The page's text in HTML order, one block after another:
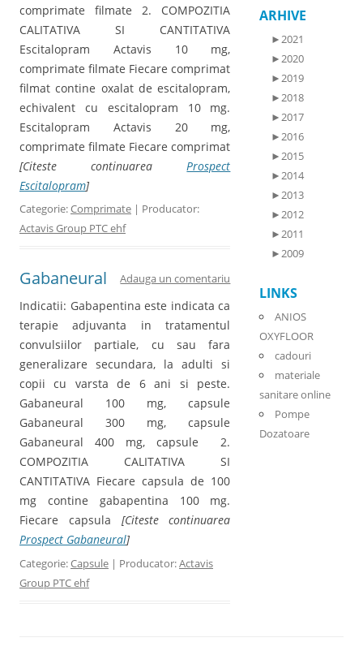
comprimate filmate 2. COMPOZITIA
CALITATIVA SI CANTITATIVA
Escitalopram Actavis 10 mg,
comprimate filmate Fiecare comprimat
filmat contine oxalat de escitalopram,
echivalent cu escitalopram 10 mg.
Escitalopram Actavis 20 mg,
comprimate filmate Fiecare comprimat
[Citeste continuareaProspect
Escitalopram]
Categorie:Comprimate | Producator:
Actavis Group PTC ehf
Gabaneural Adauga un comentariu
Indicatii: Gabapentina este indicata ca
terapie adjuvanta in tratamentul
convulsiilor partiale, cu sau fara
generalizare secundara, la adulti si
copii cu varsta de 6 ani si peste.
Gabaneural 100 mg, capsule
Gabaneural 300 mg, capsule
Gabaneural 400 mg, capsule 2.
COMPOZITIA CALITATIVA SI
CANTITATIVA Fiecare capsula de 100
mg contine gabapentina 100 mg.
Fiecare capsula [Citeste continuarea
Prospect Gabaneural]
Categorie:Capsule | Producator:Actavis
Group PTC ehf
ARHIVE
►2021
►2020
►2019
►2018
►2017
►2016
►2015
►2014
►2013
►2012
►2011
►2009
LINKS
ANIOS
OXYFLOOR
cadouri
materiale
sanitare online
Pompe
Dozatoare